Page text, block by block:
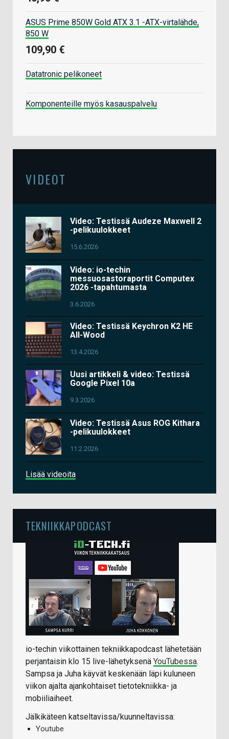
ASUS Prime 850W Gold ATX 3.1 -ATX-virtalähde,
850 W
109,90 €
Datatronic pelikoneet
Komponenteille myös kasauspalvelu
VIDEOT
Video: Testissä Audeze Maxwell 2
-pelikuulokkeet
15.6.2026
Video: io-techin
messuosastoraportit Computex
2026 -tapahtumasta
3.6.2026
Video: Testissä Keychron K2 HE
All-Wood
13.4.2026
Uusi artikkeli & video: Testissä
Google Pixel 10a
9.3.2026
Video: Testissä Asus ROG Kithara
-pelikuulokkeet
11.2.2026
Lisää videoita
TEKNIIKKAPODCAST
io-techin viikottainen tekniikkapodcast lähetetään
perjantaisin klo 15 live-lähetyksenä YouTubessa.
Sampsa ja Juha käyvät keskenään läpi kuluneen
viikon ajalta ajankohtaiset tietotekniikka- ja
mobiiliaiheet.
Jälkikäteen katseltavissa/kuunneltavissa:
Youtube